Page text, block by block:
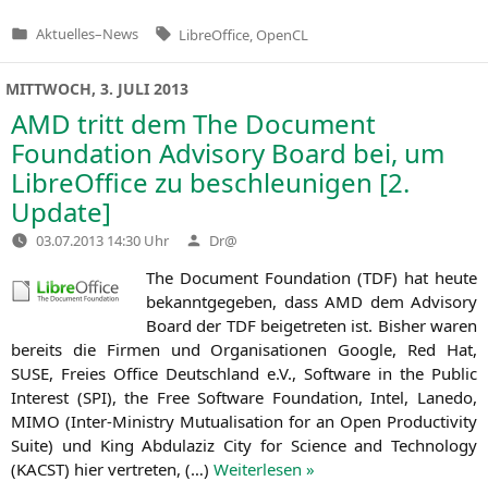
Veröffentlicht
Aktuelles–News Tags:
LibreOffice OpenCL
MITTWOCH, 3. JULI 2013
AMD tritt dem The Document
Foundation Advisory Board bei, um
LibreOffice zu beschleunigen [2.
Update]
03.07.2013 14:30 Uhr Verfasst
von
Dr@
The Docu­ment Foun­da­ti­on (TDF) hat heu­te
bekannt­ge­ge­ben, dass AMD dem Advi­so­ry
Board der TDFbei­getre­ten ist. Bis­her waren
bereits die Fir­men und Orga­ni­sa­tio­nen Goog­le, Red Hat,
SUSE, Frei­es Office Deutsch­land e.V., Soft­ware in the Public
Inte­rest (SPI), the Free Soft­ware Foun­da­ti­on, Intel, Lane­do,
MIMO (Inter-Minis­try Mutua­li­sa­ti­on for an Open Pro­duc­ti­vi­ty
Suite) und King Abdu­la­ziz City for Sci­ence and Tech­no­lo­gy
(KACST) hier ver­tre­ten, (…) Wei­ter­le­sen »